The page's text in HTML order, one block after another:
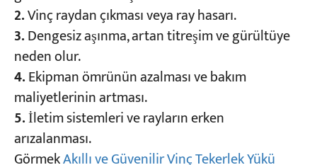
2.Vinç raydan çıkması veya ray hasarı.
3.Dengesiz aşınma, artan titreşim ve gürültüye
neden olur.
4.Ekipman ömrünün azalması ve bakım
maliyetlerinin artması.
5.İletim sistemleri ve rayların erken
arızalanması.
GörmekAkıllı ve Güvenilir Vinç Tekerlek Yükü